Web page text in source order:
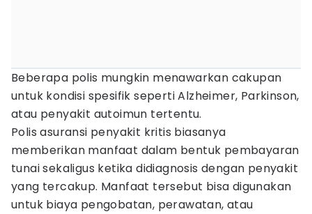
Beberapa polis mungkin menawarkan cakupan
untuk kondisi spesifik seperti Alzheimer, Parkinson,
atau penyakit autoimun tertentu.
Polis asuransi penyakit kritis biasanya
memberikan manfaat dalam bentuk pembayaran
tunai sekaligus ketika didiagnosis dengan penyakit
yang tercakup. Manfaat tersebut bisa digunakan
untuk biaya pengobatan, perawatan, atau